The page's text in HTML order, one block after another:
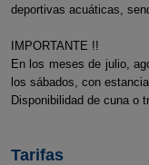
deportivas acuáticas,
IMPORTANTE !!
En los meses de julio,
los sábados, con
Disponibilidad de cuna o
Tarifas